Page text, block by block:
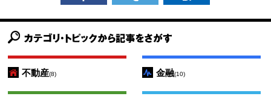
不動産(8) 金融(10)